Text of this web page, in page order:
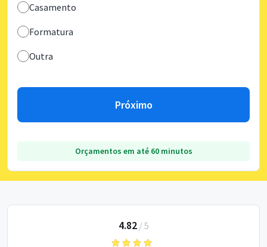
Casamento
Formatura
Outra
Próximo
Orçamentos em até 60 minutos
4.82/ 5